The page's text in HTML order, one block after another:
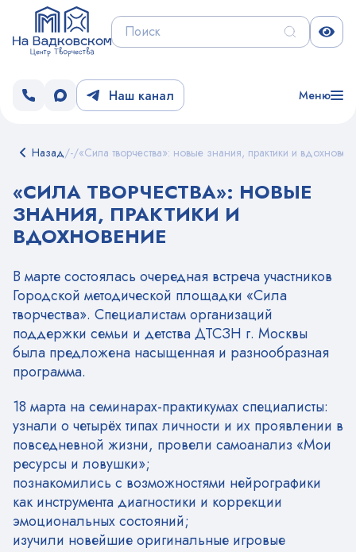
Наш канал Меню
Назад/-/«Сила творчества»: новые знания, практики и
«СИЛА ТВОРЧЕСТВА»: НОВЫЕ
ЗНАНИЯ, ПРАКТИКИ И
ВДОХНОВЕНИЕ
В марте состоялась очередная встреча участников
Городской методической площадки «Сила
творчества». Специалистам организаций
поддержки семьи и детства ДТСЗН г. Москвы
была предложена насыщенная и разнообразная
программа.
18 марта на семинарах-практикумах специалисты:
узнали о четырёх типах личности и их проявлении в
повседневной жизни, провели самоанализ «Мои
ресурсы и ловушки»;
познакомились с возможностями нейрографики
как инструмента диагностики и коррекции
эмоциональных состояний;
изучили новейшие оригинальные игровые